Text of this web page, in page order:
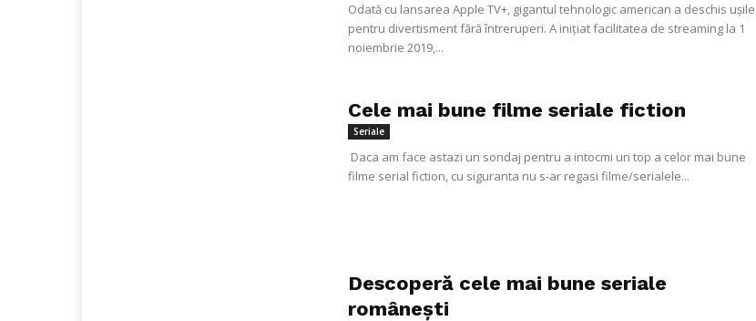
Odată cu lansarea Apple TV+, gigantul tehnologic american a deschis ușile
pentru divertisment fără întreruperi. A inițiat facilitatea de streaming la 1
noiembrie 2019,...
Cele mai bune filme seriale fiction
Seriale
Daca am face astazi un sondaj pentru a intocmi un top a celor mai bune
filme serial fiction, cu siguranta nu s-ar regasi filme/serialele...
Descoperă cele mai bune seriale
românești